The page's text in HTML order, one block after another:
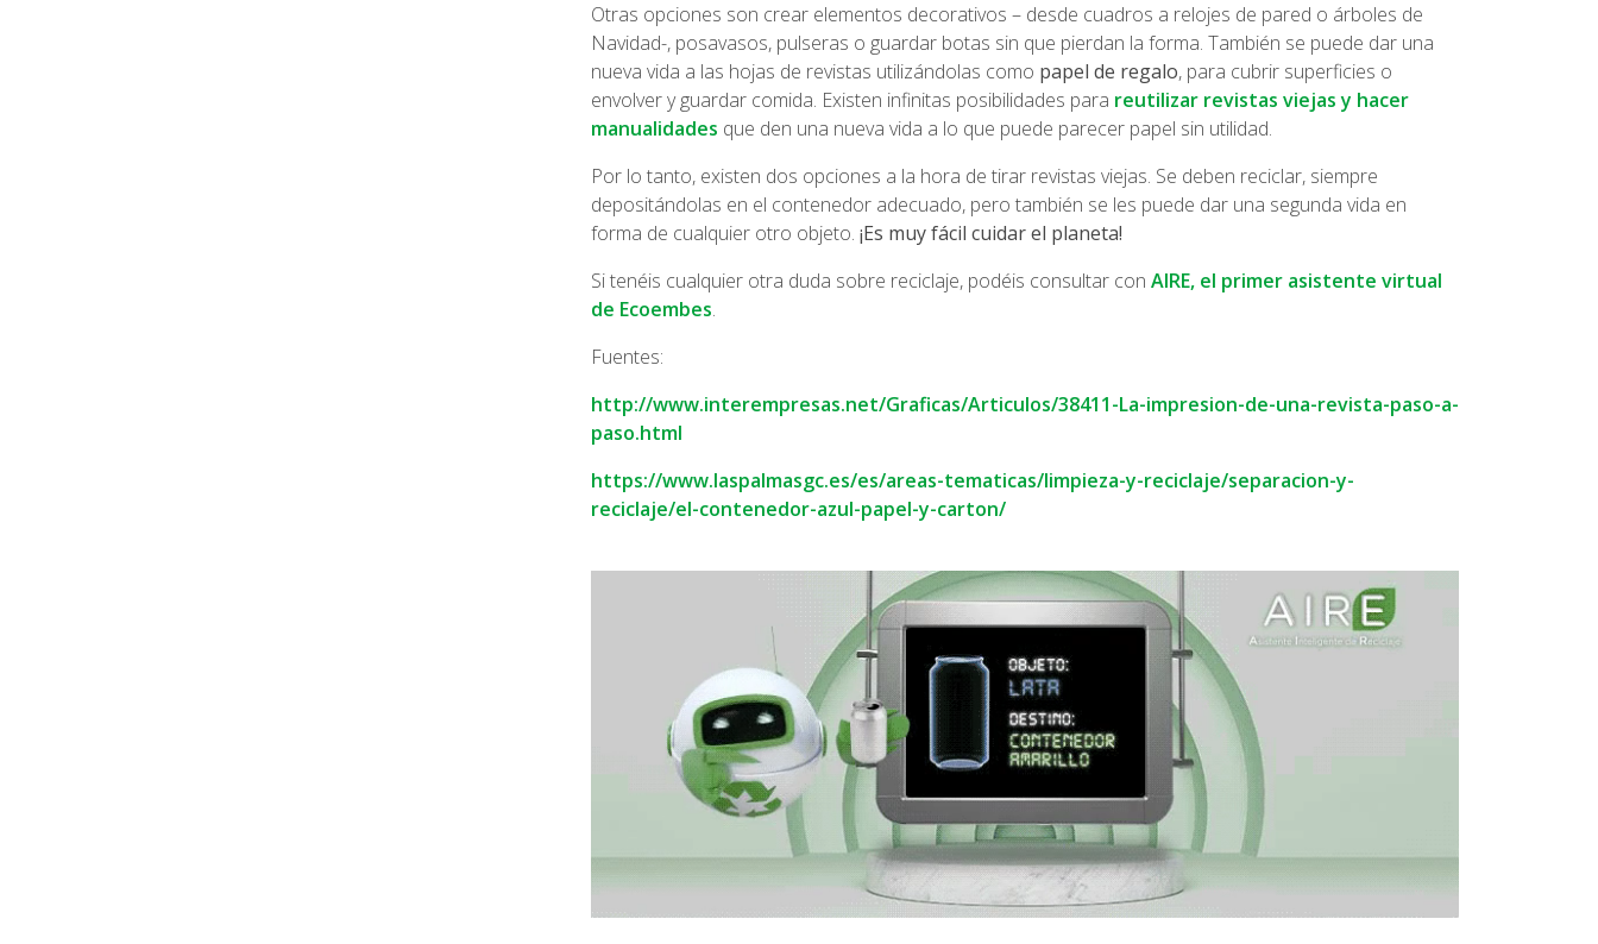
Otras opciones son crear elementos decorativos – desde cuadros a relojes de pared o árboles de
Navidad-, posavasos, pulseras o guardar botas sin que pierdan la forma. También se puede dar una
nueva vida a las hojas de revistas utilizándolas como papel de regalo, para cubrir superficies o
envolver y guardar comida. Existen infinitas posibilidades para reutilizar revistas viejas y hacer
manualidades que den una nueva vida a lo que puede parecer papel sin utilidad.
Por lo tanto, existen dos opciones a la hora de tirar revistas viejas. Se deben reciclar, siempre
depositándolas en el contenedor adecuado, pero también se les puede dar una segunda vida en
forma de cualquier otro objeto. ¡Es muy fácil cuidar el planeta!
Si tenéis cualquier otra duda sobre reciclaje, podéis consultar con AIRE, el primer asistente virtual
de Ecoembes.
Fuentes:
http://www.interempresas.net/Graficas/Articulos/38411-La-impresion-de-una-revista-paso-a-
paso.html
https://www.laspalmasgc.es/es/areas-tematicas/limpieza-y-reciclaje/separacion-y-
reciclaje/el-contenedor-azul-papel-y-carton/